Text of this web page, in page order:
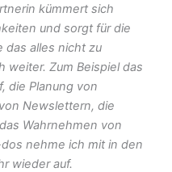
kümmert sich
und sorgt für die
das alles nicht zu
weiter. Zum Beispiel das
die Planung von
Newslettern, die
Wahrnehmen von
nehme ich mit in den
wieder auf.